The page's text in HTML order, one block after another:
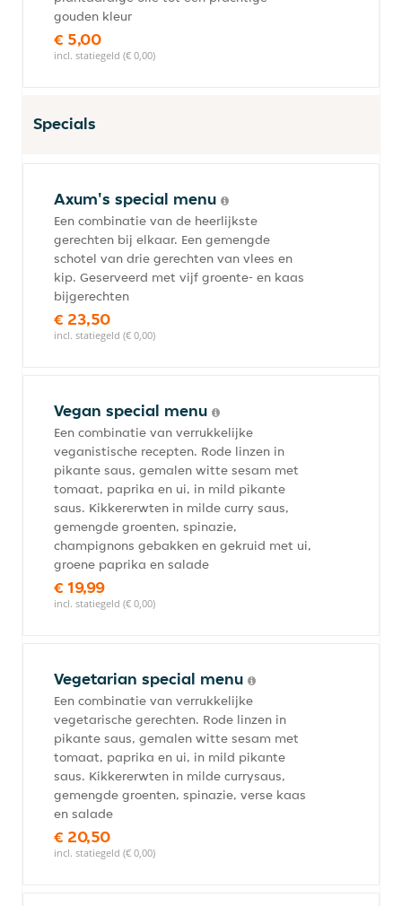
gouden kleur
€ 5,00
incl. statiegeld (€ 0,00)
Specials
Axum's special menu
Een combinatie van de heerlijkste
gerechten bij elkaar. Een gemengde
schotel van drie gerechten van vlees en
kip. Geserveerd met vijf groente- en kaas
bijgerechten
€ 23,50
incl. statiegeld (€ 0,00)
Vegan special menu
Een combinatie van verrukkelijke
veganistische recepten. Rode linzen in
pikante saus, gemalen witte sesam met
tomaat, paprika en ui, in mild pikante
saus. Kikkererwten in milde curry saus,
gemengde groenten, spinazie,
champignons gebakken en gekruid met ui,
groene paprika en salade
€ 19,99
incl. statiegeld (€ 0,00)
Vegetarian special menu
Een combinatie van verrukkelijke
vegetarische gerechten. Rode linzen in
pikante saus, gemalen witte sesam met
tomaat, paprika en ui, in mild pikante
saus. Kikkererwten in milde currysaus,
gemengde groenten, spinazie, verse kaas
en salade
€ 20,50
incl. statiegeld (€ 0,00)